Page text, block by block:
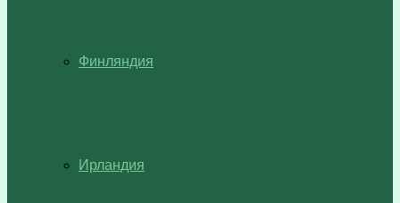
Финляндия
Ирландия